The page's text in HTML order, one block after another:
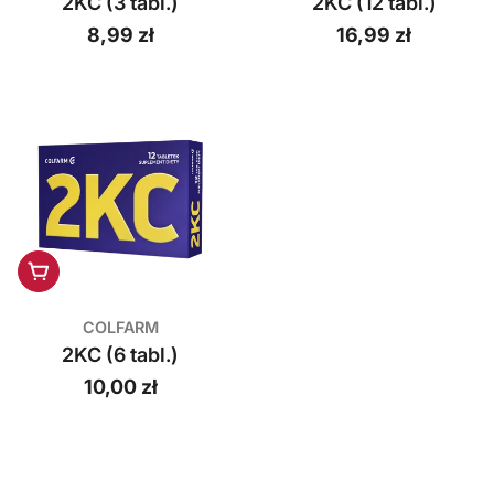
Cena
8,99 zł
Cena
16,99 zł
Dodaj do koszyka
COLFARM
2KC (6 tabl.)
Cena
10,00 zł